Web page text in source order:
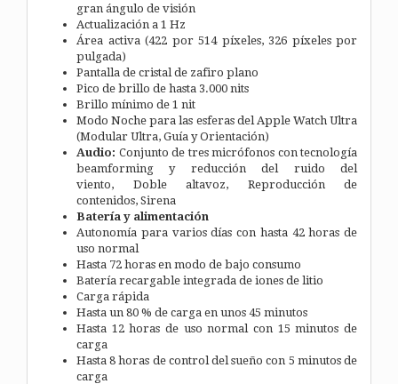
gran ángulo de visión
Actualización a 1 Hz
Área activa (422 por 514 píxeles, 326 píxeles por
pulgada)
Pantalla de cristal de zafiro plano
Pico de brillo de hasta 3.000 nits
Brillo mínimo de 1 nit
Modo Noche para las esferas del Apple Watch Ultra
(Modular Ultra, Guía y Orientación)
Audio: Conjunto de tres micrófonos con tecnología
beamforming y reducción del ruido del
viento, Doble altavoz, Reproducción de
contenidos, Sirena
Batería y alimentación
Autonomía para varios días con hasta 42 horas de
uso normal
Hasta 72 horas en modo de bajo consumo
Batería recargable integrada de iones de litio
Carga rápida
Hasta un 80 % de carga en unos 45 minutos
Hasta 12 horas de uso normal con 15 minutos de
carga
Hasta 8 horas de control del sueño con 5 minutos de
carga